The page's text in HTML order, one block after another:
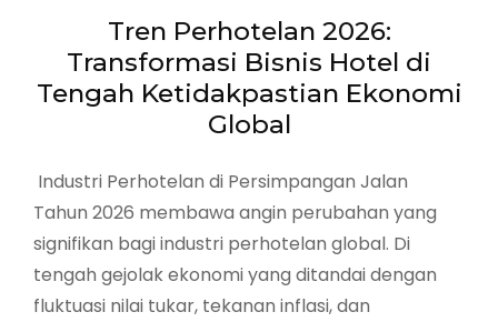
Tren Perhotelan 2026:
Transformasi Bisnis Hotel di
Tengah Ketidakpastian Ekonomi
Global
Industri Perhotelan di Persimpangan Jalan
Tahun 2026 membawa angin perubahan yang
signifikan bagi industri perhotelan global. Di
tengah gejolak ekonomi yang ditandai dengan
fluktuasi nilai tukar, tekanan inflasi, dan